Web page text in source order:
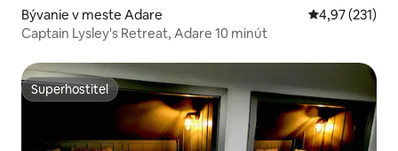
Bývanie v meste Adare Priemerné
4,97 (231)
Captain Lysley's Retreat, Adare 10 minút
Superhostiteľ
Superhostiteľ